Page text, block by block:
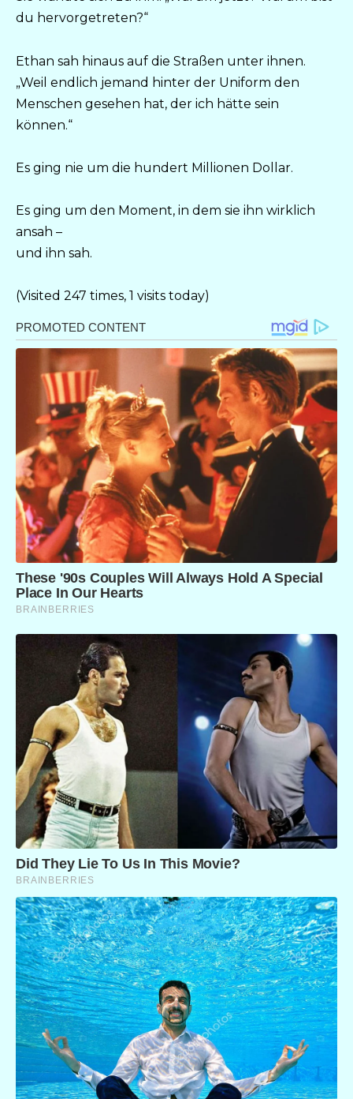
du hervorgetreten?“
Ethan sah hinaus auf die Straßen unter ihnen.
„Weil endlich jemand hinter der Uniform den
Menschen gesehen hat, der ich hätte sein
können.“
Es ging nie um die hundert Millionen Dollar.
Es ging um den Moment, in dem sie ihn wirklich
ansah –
und ihn sah.
(Visited 247 times, 1 visits today)